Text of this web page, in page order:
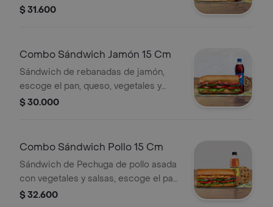
queso, vegetales y salsas que
$ 31.600
Combo Sándwich Jamón 15 Cm
Sándwich de rebanadas de jamón,
escoge el pan, queso, vegetales y
salsas que prefieras + Bebida Pet
$ 30.000
Combo Sándwich Pollo 15 Cm
Sándwich de Pechuga de pollo asada
con vegetales y salsas, escoge el pan,
queso, vegetales y salsas que
$ 32.600